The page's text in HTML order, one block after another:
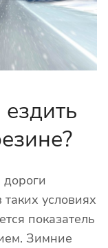
условиях
показатель
Зимние